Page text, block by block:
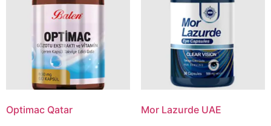
Optimac Qatar Mor Lazurde UAE